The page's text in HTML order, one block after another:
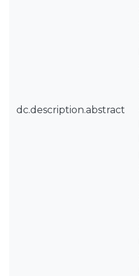
dc.description.abstract